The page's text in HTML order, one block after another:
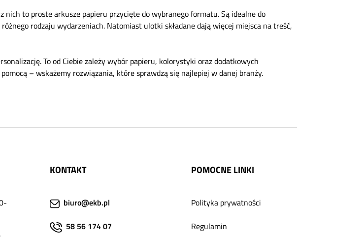
nich to proste arkusze papieru przycięte do wybranego formatu. Są idealne do
rodzaju wydarzeniach. Natomiast ulotki składane dają więcej miejsca na treść,
To od Ciebie zależy wybór papieru, kolorystyki oraz dodatkowych
– wskażemy rozwiązania, które sprawdzą się najlepiej w danej branży.
KONTAKT
biuro@ekb.pl
58 56 174 07
POMOCNE LINKI
Polityka prywatności
Regulamin